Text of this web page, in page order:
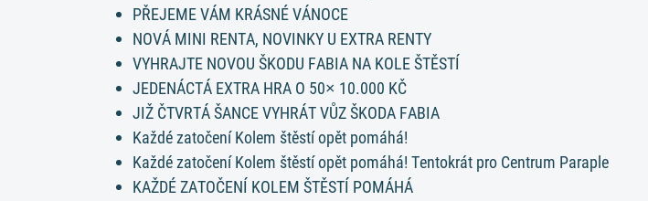
PŘEJEME VÁM KRÁSNÉ VÁNOCE
NOVÁ MINI RENTA, NOVINKY U EXTRA RENTY
VYHRAJTE NOVOU ŠKODU FABIA NA KOLE ŠTĚSTÍ
JEDENÁCTÁ EXTRA HRA O 50× 10.000 KČ
JIŽ ČTVRTÁ ŠANCE VYHRÁT VŮZ ŠKODA FABIA
Každé zatočení Kolem štěstí opět pomáhá!
Každé zatočení Kolem štěstí opět pomáhá! Tentokrát pro Centrum Paraple
KAŽDÉ ZATOČENÍ KOLEM ŠTĚSTÍ POMÁHÁ